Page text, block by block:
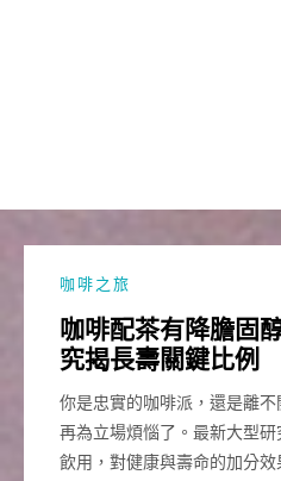
咖啡之旅
咖啡配茶有降膽固
究揭長壽關鍵比例
你是忠實的咖啡派，還是離
再為立場煩惱了。最新大型
飲用，對健康與壽命的加分